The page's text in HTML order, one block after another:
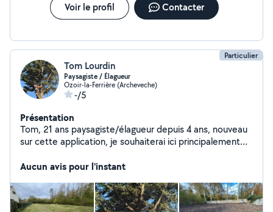
Voir le profil Contacter
Particulier
Tom Lourdin
Paysagiste / Élagueur
Ozoir-la-Ferrière (Archeveche)
-/5
Présentation
Tom, 21 ans paysagiste/élagueur depuis 4 ans, nouveau
sur cette application, je souhaiterai ici principalement
toute surface (tondeuse autoporté, Giro broyeur ou
l'aménagement d'espace vert ainsi que la taille et
élagage et démontage d'arbre (diplômée).
Aucun avis pour l'instant